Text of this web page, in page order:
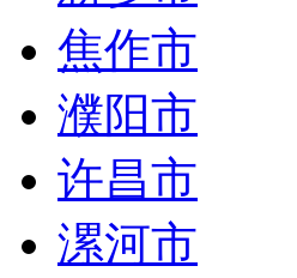
焦作市
濮阳市
许昌市
漯河市